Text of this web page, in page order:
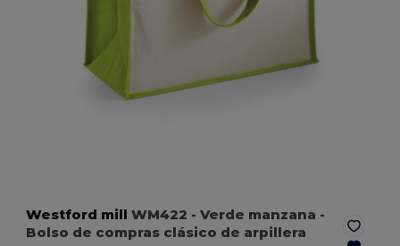
Westford mill WM422 - Verde manzana -
Bolso de compras clásico de arpillera